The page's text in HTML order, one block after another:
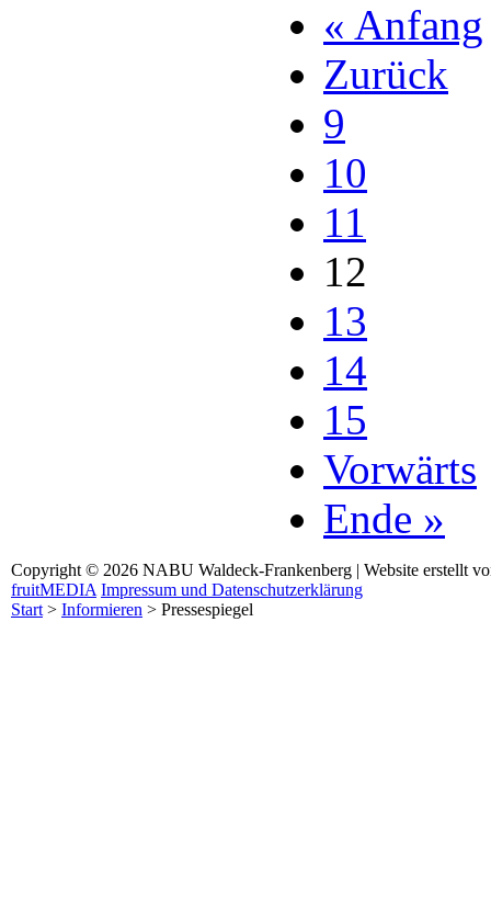
« Anfang
Zurück
9
10
11
12
13
14
15
Vorwärts
Ende »
Copyright © 2026 NABU Waldeck-Frankenberg | Website erstellt
fruitMEDIA Impressum und Datenschutzerklärung
Start> Informieren > Pressespiegel